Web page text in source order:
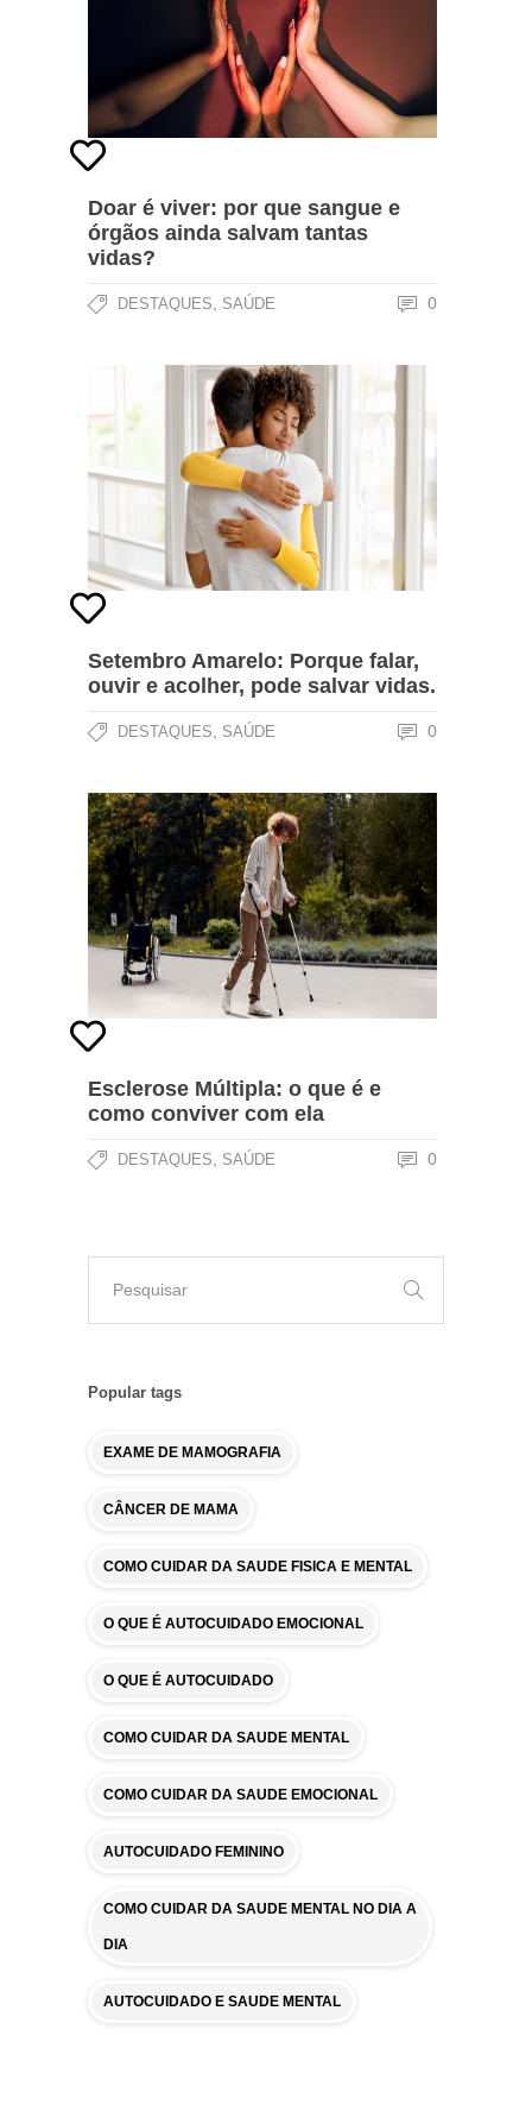
Doar é viver: por que sangue e
órgãos ainda salvam tantas
vidas?
DESTAQUES SAÚDE 0
Setembro Amarelo: Porque falar,
ouvir e acolher, pode salvar vidas.
DESTAQUES SAÚDE 0
Esclerose Múltipla: o que é e
como conviver com ela
DESTAQUES SAÚDE 0
Popular tags
EXAME DE MAMOGRAFIA
CÂNCER DE MAMA
COMO CUIDAR DA SAUDE FISICA E MENTAL
O QUE É AUTOCUIDADO EMOCIONAL
O QUE É AUTOCUIDADO
COMO CUIDAR DA SAUDE MENTAL
COMO CUIDAR DA SAUDE EMOCIONAL
AUTOCUIDADO FEMININO
COMO CUIDAR DA SAUDE MENTAL NO DIA A
DIA
AUTOCUIDADO E SAUDE MENTAL